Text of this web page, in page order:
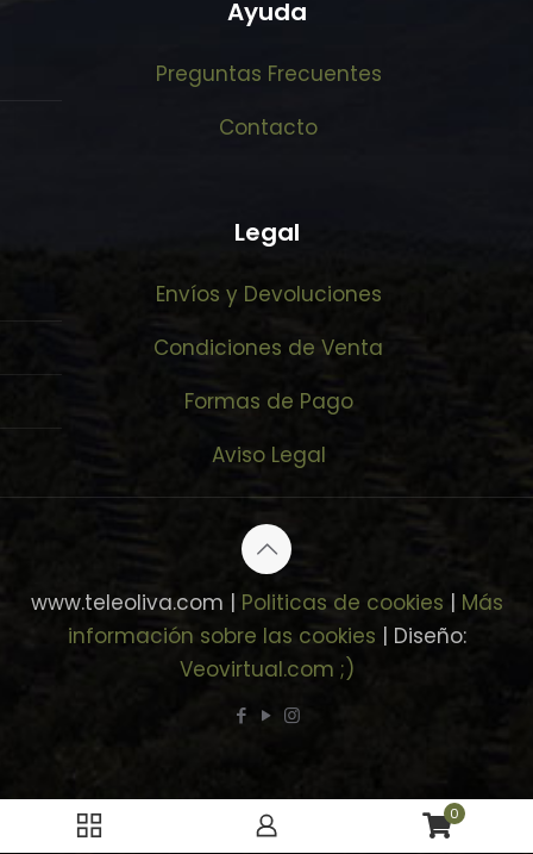
Ayuda
Preguntas Frecuentes
Contacto
Legal
Envíos y Devoluciones
Condiciones de Venta
Formas de Pago
Aviso Legal
www.teleoliva.com | Politicas de cookies | Más
información sobre las cookies | Diseño:
Veovirtual.com ;)
0